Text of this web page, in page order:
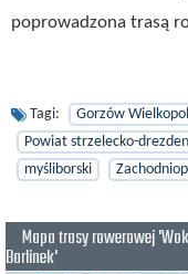
poprowadzona trasą
Tagi: Gorzów
Powiat strzelecko-
myśliborski
Mapa trasy rowerowej
Barlinek'